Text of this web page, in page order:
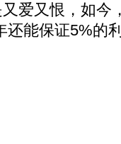
爱又恨，如今
还能保证5%的